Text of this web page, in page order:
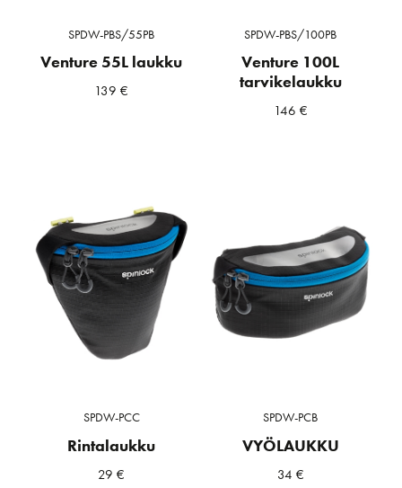
SPDW-PBS/55PB
Venture 55L laukku
139€
SPDW-PBS/100PB
Venture 100L
tarvikelaukku
146 €
SPDW-PCC
Rintalaukku
29€
SPDW-PCB
VYÖLAUKKU
34 €